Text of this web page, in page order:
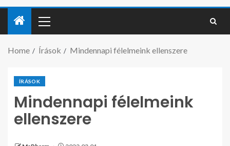
Home Írások Mindennapi félelmeink ellenszere
ÍRÁSOK
Mindennapi félelmeink
ellenszere